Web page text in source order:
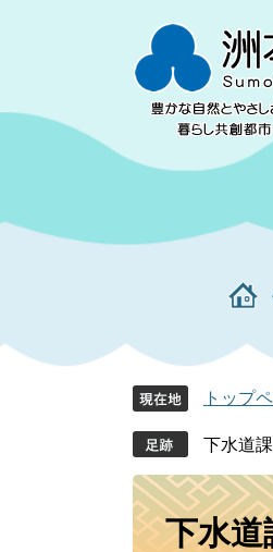
先
を
て
トップ
下水道課
本
下水道